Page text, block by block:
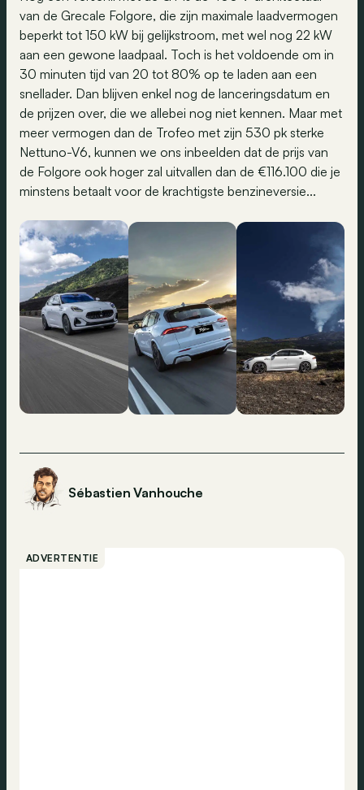
van de Grecale Folgore, die zijn maximale laadvermogen
beperkt tot 150 kW bij gelijkstroom, met wel nog 22 kW
aan een gewone laadpaal. Toch is het voldoende om in
30 minuten tijd van 20 tot 80% op te laden aan een
snellader. Dan blijven enkel nog de lanceringsdatum en
de prijzen over, die we allebei nog niet kennen. Maar met
meer vermogen dan de Trofeo met zijn 530 pk sterke
Nettuno-V6, kunnen we ons inbeelden dat de prijs van
de Folgore ook hoger zal uitvallen dan de €116.100 die je
minstens betaalt voor de krachtigste benzineversie...
Sébastien Vanhouche
ADVERTENTIE